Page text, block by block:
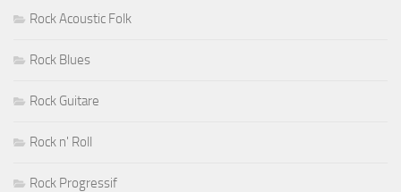
Rock Acoustic Folk
Rock Blues
Rock Guitare
Rock n' Roll
Rock Progressif